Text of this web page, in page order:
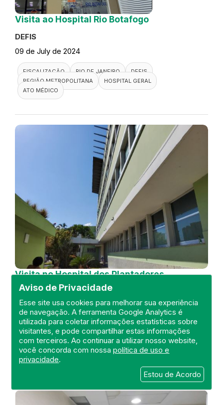
Aviso de Privacidade
Esse site usa cookies para melhorar sua experiência
de navegação. A ferramenta Google Analytics é
utilizada para coletar informações estatísticas sobre
visitantes, e pode compartilhar estas informações
com terceiros. Ao continuar a utilizar nosso website,
você concorda com nossapolítica de uso e
privacidade.
Estou de Acordo
Visita ao Hospital Rio Botafogo
DEFIS
09 de July de 2024
FISCALIZAÇÃO RIO DE JANEIRO
DEFIS
REGIÃO METROPOLITANA
HOSPITAL GERAL
ATO MÉDICO
Visita no Hospital dos Plantadores
de Cana
DEFIS
04 de July de 2024
FISCALIZAÇÃO
RIO DE JANEIRO
HOSPITAL GERAL
ATO MÉDICO
REGIÃO NORTE